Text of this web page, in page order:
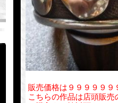
販売価格は９９９９９
こちらの作品は店頭販